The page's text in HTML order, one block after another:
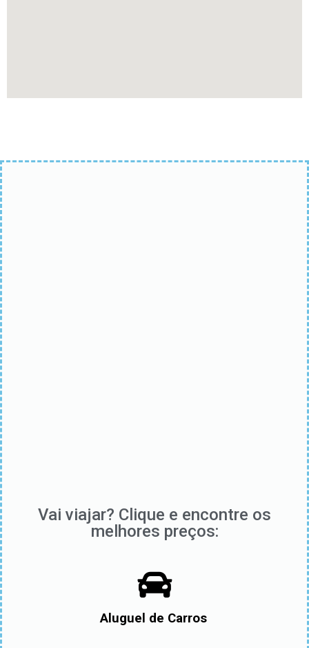
Vai viajar? Clique e encontre os
melhores preços:
Aluguel de Carros